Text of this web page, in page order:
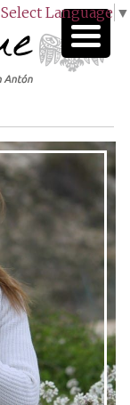
Select Language ▼